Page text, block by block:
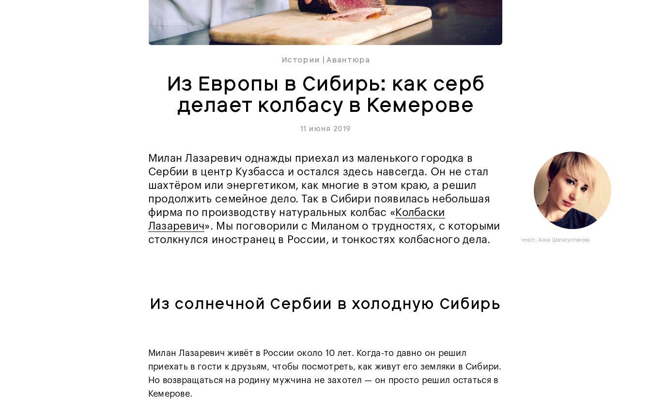
Истории |Авантюра
Из Европы в Сибирь: как серб
делает колбасу в Кемерове
11 июня 2019
Милан Лазаревич однажды приехал из маленького городка в
Сербии в центр Кузбасса и остался здесь навсегда. Он не стал
шахтёром или энергетиком, как многие в этом краю, а решил
продолжить семейное дело. Так в Сибири появилась небольшая
фирма по производству натуральных колбас « Колбаски
Лазаревич». Мы поговорили с Миланом о трудностях, с которыми
столкнулся иностранец в России, и тонкостях колбасного дела.
текст: Анна Шагисултанова
Из солнечной Сербии в холодную Сибирь
Милан Лазаревич живёт в России около 10 лет. Когда-то давно он решил
приехать в гости к друзьям, чтобы посмотреть, как живут его земляки в Сибири.
Но возвращаться на родину мужчина не захотел — он просто решил остаться в
Кемерове.